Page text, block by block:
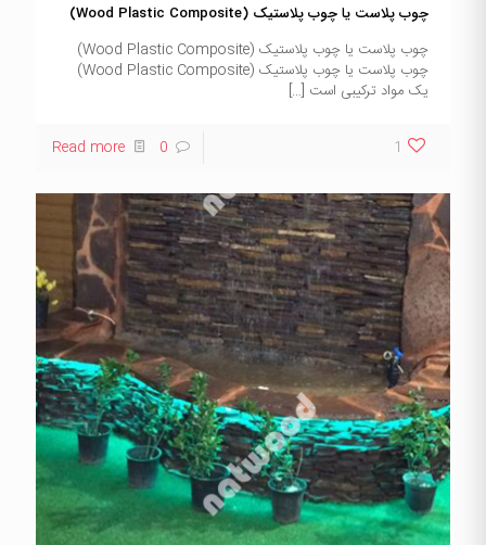
چوب پلاست یا چوب پلاستیک (Wood Plastic Composite)
چوب پلاست یا چوب پلاستیک (Wood Plastic Composite)
چوب پلاست یا چوب پلاستیک (Wood Plastic Composite)
یک مواد ترکیبی است […]
1
0
Read more